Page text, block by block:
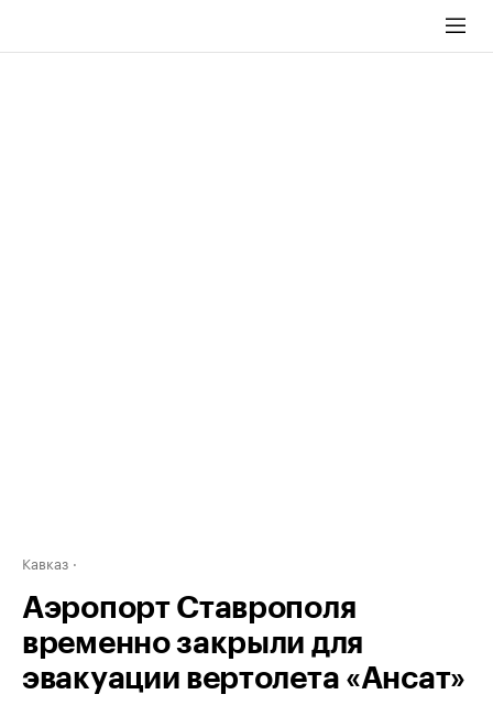
Кавказ
Аэропорт Ставрополя
временно закрыли для
эвакуации вертолета «Ансат»